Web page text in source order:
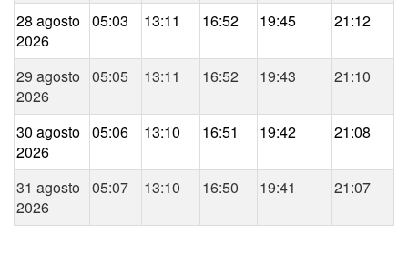
28 agosto
2026
05:03 13:11 16:52 19:45 21:12
29 agosto
2026
05:05 13:11 16:52 19:43 21:10
30 agosto
2026
05:06 13:10 16:51 19:42 21:08
31 agosto
2026
05:07 13:10 16:50 19:41 21:07